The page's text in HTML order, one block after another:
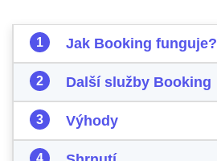
Jak Booking funguje?
Další služby Booking
Výhody